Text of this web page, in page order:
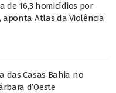
de 16,3 homicídios por
aponta Atlas da Violência
das Casas Bahia no
d’Oeste